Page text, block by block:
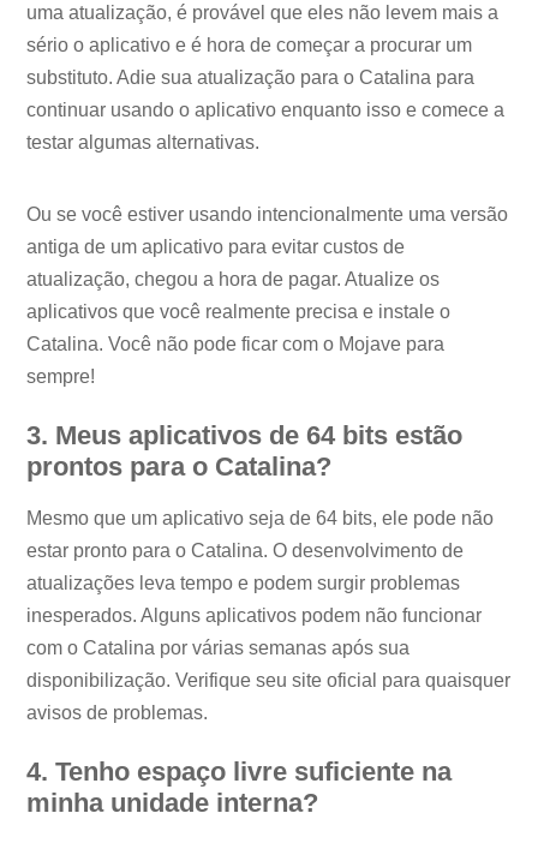
uma atualização, é provável que eles não levem mais a
sério o aplicativo e é hora de começar a procurar um
substituto. Adie sua atualização para o Catalina para
continuar usando o aplicativo enquanto isso e comece a
testar algumas alternativas.
Ou se você estiver usando intencionalmente uma versão
antiga de um aplicativo para evitar custos de
atualização, chegou a hora de pagar. Atualize os
aplicativos que você realmente precisa e instale o
Catalina. Você não pode ficar com o Mojave para
sempre!
3. Meus aplicativos de 64 bits estão
prontos para o Catalina?
Mesmo que um aplicativo seja de 64 bits, ele pode não
estar pronto para o Catalina. O desenvolvimento de
atualizações leva tempo e podem surgir problemas
inesperados. Alguns aplicativos podem não funcionar
com o Catalina por várias semanas após sua
disponibilização. Verifique seu site oficial para quaisquer
avisos de problemas.
4. Tenho espaço livre suficiente na
minha unidade interna?